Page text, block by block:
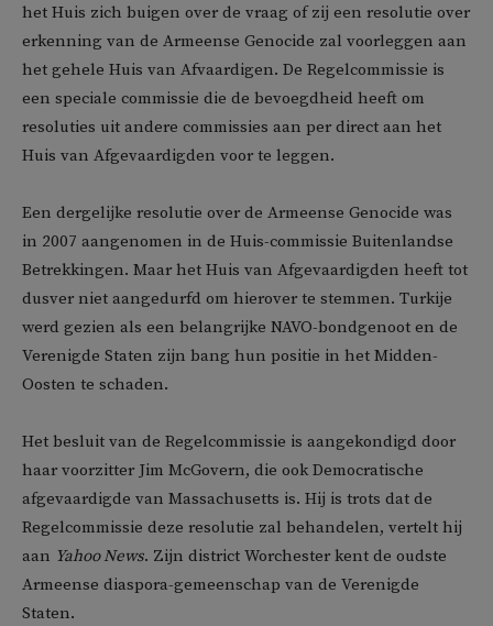
het Huis zich buigen over de vraag of zij een resolutie over
erkenning van de Armeense Genocide zal voorleggen aan
het gehele Huis van Afvaardigen. De Regelcommissie is
een speciale commissie die de bevoegdheid heeft om
resoluties uit andere commissies aan per direct aan het
Huis van Afgevaardigden voor te leggen.
Een dergelijke resolutie over de Armeense Genocide was
in 2007 aangenomen in de Huis-commissie Buitenlandse
Betrekkingen. Maar het Huis van Afgevaardigden heeft tot
dusver niet aangedurfd om hierover te stemmen. Turkije
werd gezien als een belangrijke NAVO-bondgenoot en de
Verenigde Staten zijn bang hun positie in het Midden-
Oosten te schaden.
Het besluit van de Regelcommissie is aangekondigd door
haar voorzitter Jim McGovern, die ook Democratische
afgevaardigde van Massachusetts is. Hij is trots dat de
Regelcommissie deze resolutie zal behandelen, vertelt hij
aan Yahoo News. Zijn district Worchester kent de oudste
Armeense diaspora-gemeenschap van de Verenigde
Staten.